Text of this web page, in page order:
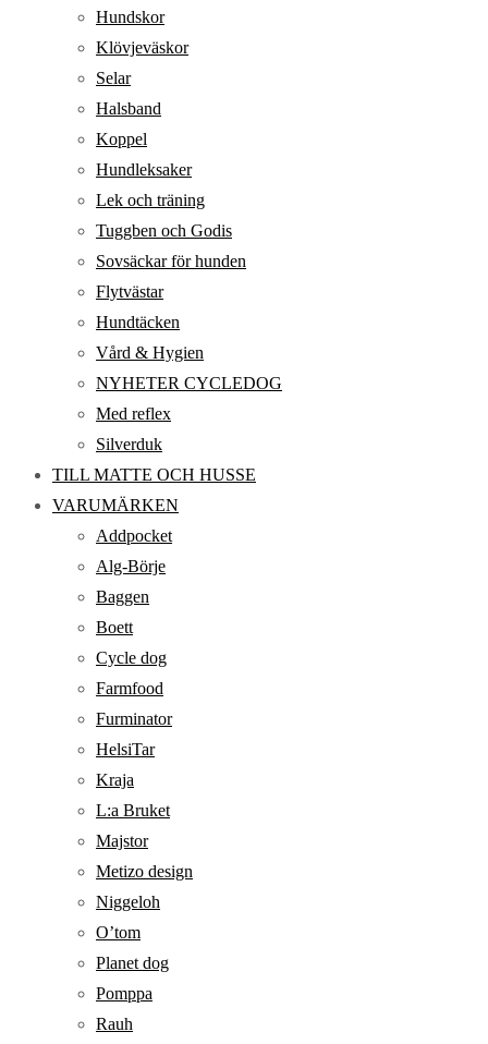
Hundskor
Klövjeväskor
Selar
Halsband
Koppel
Hundleksaker
Lek och träning
Tuggben och Godis
Sovsäckar för hunden
Flytvästar
Hundtäcken
Vård & Hygien
NYHETER CYCLEDOG
Med reflex
Silverduk
TILL MATTE OCH HUSSE
VARUMÄRKEN
Addpocket
Alg-Börje
Baggen
Boett
Cycle dog
Farmfood
Furminator
HelsiTar
Kraja
L:a Bruket
Majstor
Metizo design
Niggeloh
O’tom
Planet dog
Pomppa
Rauh